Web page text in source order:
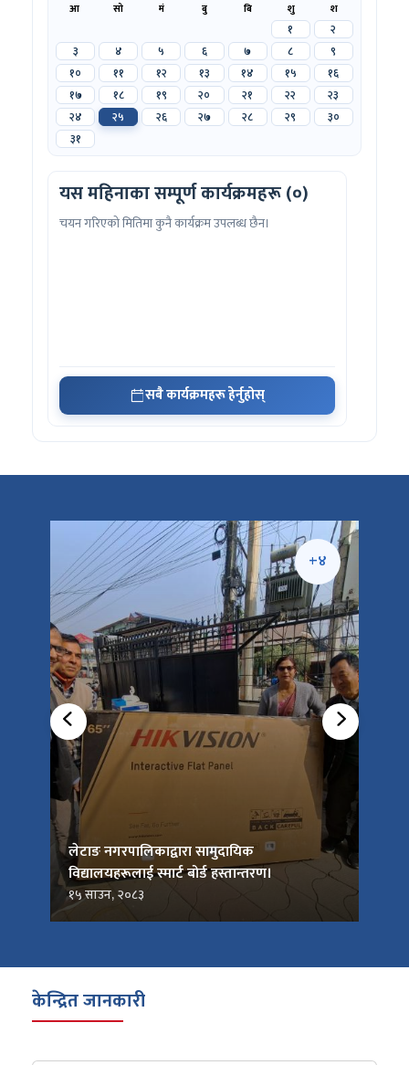
आ सो मं बु बि शु श
१
२
३
४ ५ ६ ७ ८
९
१०
११ १२ १३ १४ १५
१६
१७
१८ १९ २० २१ २२
२३
२४
२५ २६ २७ २८ २९
३०
३१
यस महिनाका सम्पूर्ण कार्यक्रमहरू (०)
चयन गरिएको मितिमा कुनै कार्यक्रम उपलब्ध छैन।
सबै कार्यक्रमहरू हेर्नुहोस्
+४
लेटाङ नगरपालिकाद्वारा सामुदायिक
विद्यालयहरूलाई स्मार्ट बोर्ड हस्तान्तरण।
१५ साउन, २०८३
केन्द्रित जानकारी